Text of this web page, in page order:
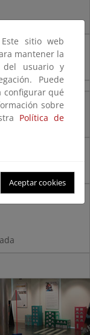
sitio web
mantener la
del usuario y
Puede
configurar qué
sobre
Política de
Aceptar cookies